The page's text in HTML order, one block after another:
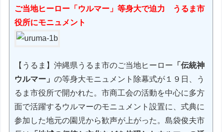
ご当地ヒーロー「ウルマー」等身大で迫力 うるま市
役所にモニュメント
【うるま】沖縄県うるま市のご当地ヒーロー 「伝統神
ウルマー」の等身大モニュメント除幕式が１９日、う
るま市役所で開かれた。市商工会の活動を中心に多方
面で活躍するウルマーのモニュメント設置に、式典に
参加した地元の園児から歓声が上がった。島袋俊夫市